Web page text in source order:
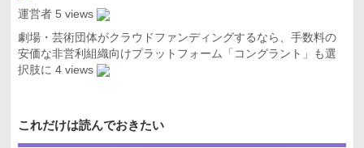
運営者 5 views
劇場・芸術団体がクラウドファンディングするなら、手数料の
安価な非営利組織向けプラットフォーム「コングラント」も選
択肢に 4 views
これだけは読んでおきたい